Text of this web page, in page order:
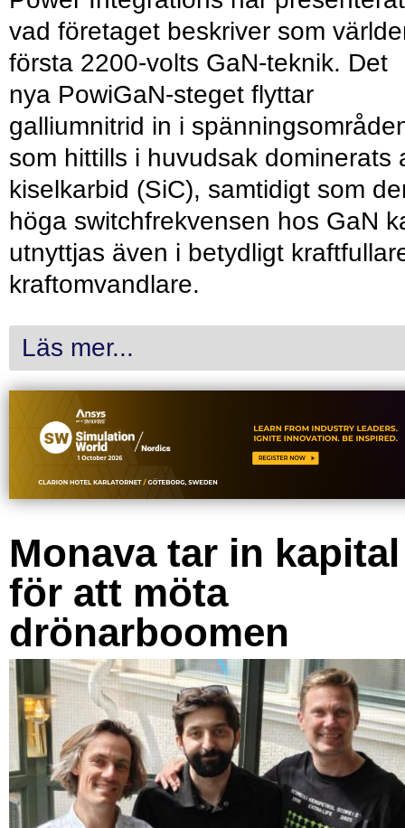
vad företaget beskriver som
första 2200-volts GaN-teknik. Det
nya PowiGaN-steget flyttar
galliumnitrid in i
som hittills i huvudsak dominerats
kiselkarbid (SiC), samtidigt som
höga switchfrekvensen hos GaN
utnyttjas även i betydligt
kraftomvandlare.
Läs mer...
Monava tar in kapital
för att möta
drönarboomen